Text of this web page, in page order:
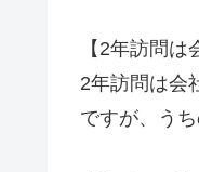
【2年訪問は
2年訪問は会
ですが、う